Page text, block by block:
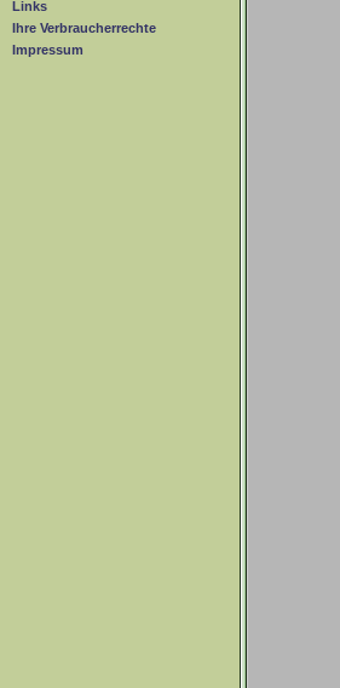
Links
Ihre Verbraucherrechte
Impressum